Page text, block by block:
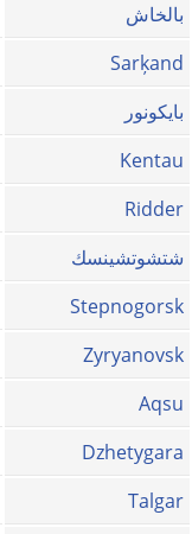
بالخاش
Sarķand
بايكونور
Kentau
Ridder
شتشوتشينسك
Stepnogorsk
Zyryanovsk
Aqsu
Dzhetygara
Talgar